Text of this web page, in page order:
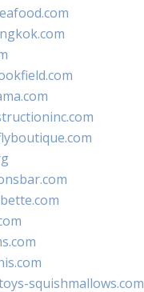
squishmallows.com